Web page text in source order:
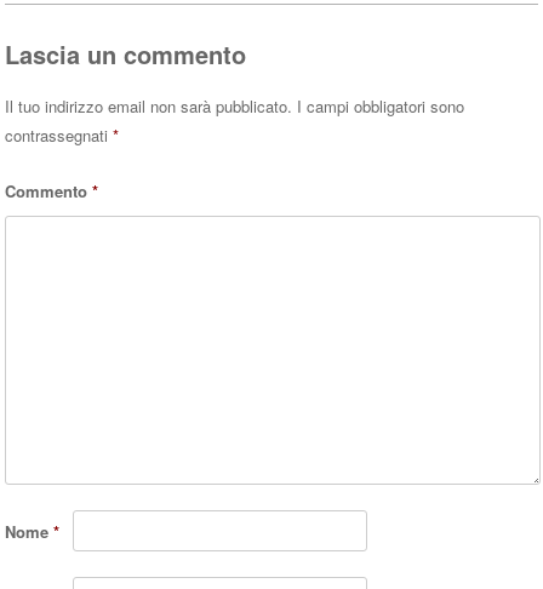
Lascia un commento
Il tuo indirizzo email non sarà pubblicato. I campi obbligatori sono
contrassegnati*
Commento*
Nome*